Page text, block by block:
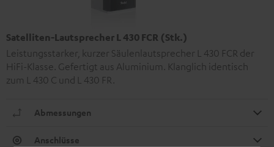
Satelliten-Lautsprecher L 430 FCR (Stk.)
Leistungsstarker, kurzer Säulenlautsprecher L 430 FCR der
HiFi-Klasse. Gefertigt aus Aluminium. Klanglich identisch
zum L 430 C und L 430 FR.
Abmessungen
Anschlüsse